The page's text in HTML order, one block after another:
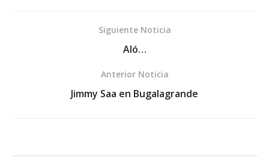
Siguiente Noticia
Aló…
Anterior Noticia
Jimmy Saa en Bugalagrande